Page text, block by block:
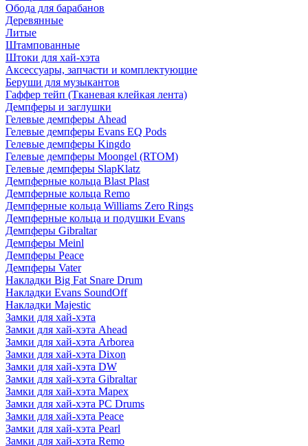
Обода для барабанов
Деревянные
Литые
Штампованные
Штоки для хай-хэта
Аксессуары, запчасти и комплектующие
Беруши для музыкантов
Гаффер тейп (Тканевая клейкая лента)
Демпферы и заглушки
Гелевые демпферы Ahead
Гелевые демпферы Evans EQ Pods
Гелевые демпферы Kingdo
Гелевые демпферы Moongel (RTOM)
Гелевые демпферы SlapKlatz
Демпферные кольца Blast Plast
Демпферные кольца Remo
Демпферные кольца Williams Zero Rings
Демпферные кольца и подушки Evans
Демпферы Gibraltar
Демпферы Meinl
Демпферы Peace
Демпферы Vater
Накладки Big Fat Snare Drum
Накладки Evans SoundOff
Накладки Majestic
Замки для хай-хэта
Замки для хай-хэта Ahead
Замки для хай-хэта Arborea
Замки для хай-хэта Dixon
Замки для хай-хэта DW
Замки для хай-хэта Gibraltar
Замки для хай-хэта Mapex
Замки для хай-хэта PC Drums
Замки для хай-хэта Peace
Замки для хай-хэта Pearl
Замки для хай-хэта Remo